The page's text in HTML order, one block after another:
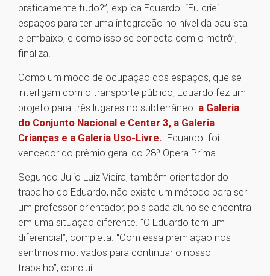
praticamente tudo?”, explica Eduardo. “Eu criei
espaços para ter uma integração no nível da paulista
e embaixo, e como isso se conecta com o metrô”,
finaliza.
Como um modo de ocupação dos espaços, que se
interligam com o transporte público, Eduardo fez um
projeto para três lugares no subterrâneo: a Galeria
do Conjunto Nacional e Center 3, a Galeria
Crianças e a Galeria Uso-Livre. Eduardo foi
vencedor do prêmio geral do 28º Opera Prima.
Segundo Julio Luiz Vieira, também orientador do
trabalho do Eduardo, não existe um método para ser
um professor orientador, pois cada aluno se encontra
em uma situação diferente. “O Eduardo tem um
diferencial”, completa. “Com essa premiação nos
sentimos motivados para continuar o nosso
trabalho”, conclui.